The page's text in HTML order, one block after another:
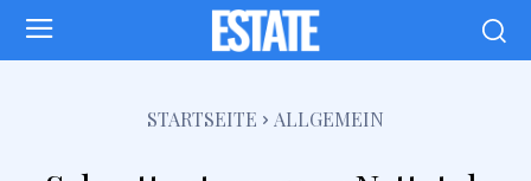
STARTSEITE ALLGEMEIN